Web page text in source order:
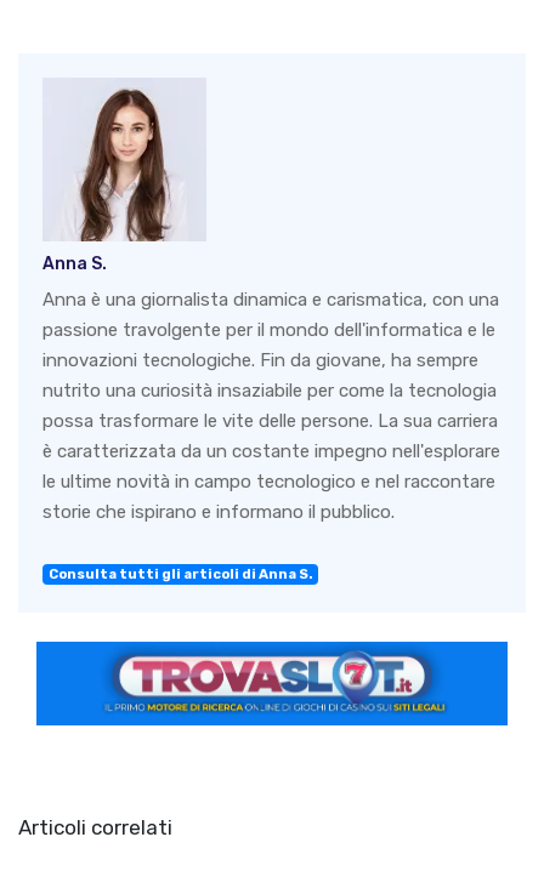
Anna S.
Anna è una giornalista dinamica e carismatica, con una
passione travolgente per il mondo dell'informatica e le
innovazioni tecnologiche. Fin da giovane, ha sempre
nutrito una curiosità insaziabile per come la tecnologia
possa trasformare le vite delle persone. La sua carriera
è caratterizzata da un costante impegno nell'esplorare
le ultime novità in campo tecnologico e nel raccontare
storie che ispirano e informano il pubblico.
Consulta tutti gli articoli di Anna S.
Articoli correlati